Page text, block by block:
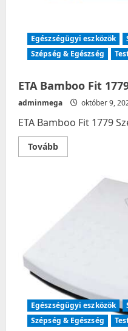
Egészségügyi eszközök
Szépség & Egészség
ETA Bamboo Fit
adminmega október 9,
ETA Bamboo Fit 1779
TovábbRead
more
Személymérleg
Egészségügyi eszközök
Szépség & Egészség